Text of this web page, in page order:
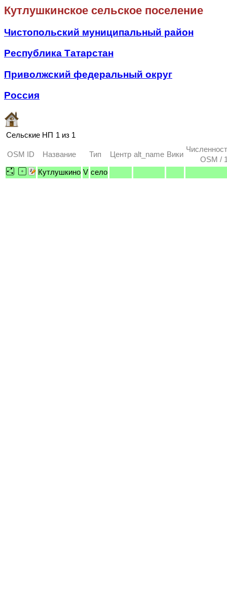
Кутлушкинское сельское поселение
Чистопольский муниципальный район
Республика Татарстан
Приволжский федеральный округ
Россия
Сельские НП 1 из 1
OSM ID Название Тип Центр alt_name Вики
OSM /
Кутлушкино V село